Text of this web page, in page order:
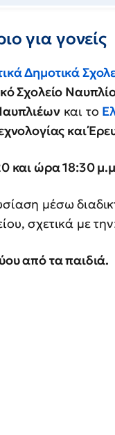
για γονείς
Δημοτικά
Σχολείο
και το
και
και ώρα 18:30
μέσω
σχετικά με
από τα παιδιά.